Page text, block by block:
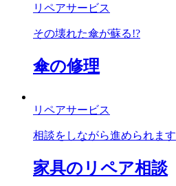
リペアサービス
その壊れた傘が蘇る!?
傘の修理
リペアサービス
相談をしながら進められます
家具のリペア相談